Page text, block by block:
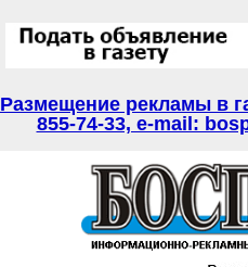
Размещение рекламы в
855-74-33, e-mail: